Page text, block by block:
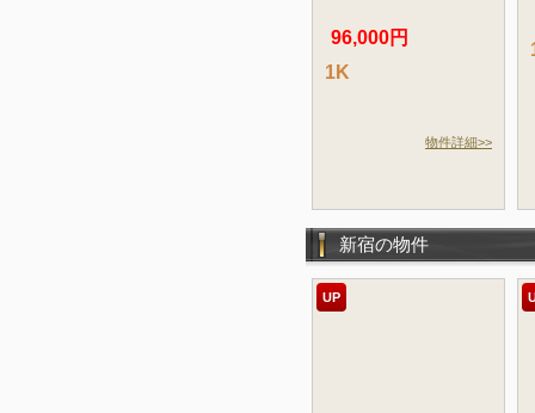
96,000円
1K
物件詳細>>
新宿の物件
UP